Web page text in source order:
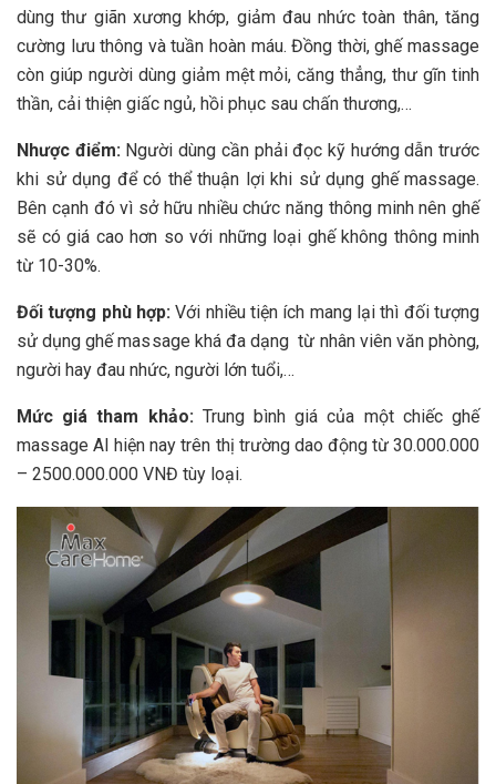
dùng thư giãn xương khớp, giảm đau nhức toàn thân, tăng
cường lưu thông và tuần hoàn máu. Đồng thời, ghế massage
còn giúp người dùng giảm mệt mỏi, căng thẳng, thư gĩn tinh
thần, cải thiện giấc ngủ, hồi phục sau chấn thương,…
Nhược điểm: Người dùng cần phải đọc kỹ hướng dẫn trước
khi sử dụng để có thể thuận lợi khi sử dụng ghế massage.
Bên cạnh đó vì sở hữu nhiều chức năng thông minh nên ghế
sẽ có giá cao hơn so với những loại ghế không thông minh
từ 10-30%.
Đối tượng phù hợp: Với nhiều tiện ích mang lại thì đối tượng
sử dụng ghế massage khá đa dạng từ nhân viên văn phòng,
người hay đau nhức, người lớn tuổi,…
Mức giá tham khảo: Trung bình giá của một chiếc ghế
massage AI hiện nay trên thị trường dao động từ 30.000.000
– 2500.000.000 VNĐ tùy loại.